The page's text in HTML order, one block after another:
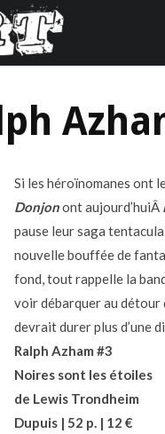
Si les héroïnomanes ont
Donjonont aujourd’huiÂ
pause leur saga
nouvelle bouffée de
fond, tout rappelle la
voir débarquer au détour
devrait durer plus d’une
Ralph Azham #3
Noires sont les étoiles
de Lewis Trondheim
Dupuis | 52 p. | 12 €